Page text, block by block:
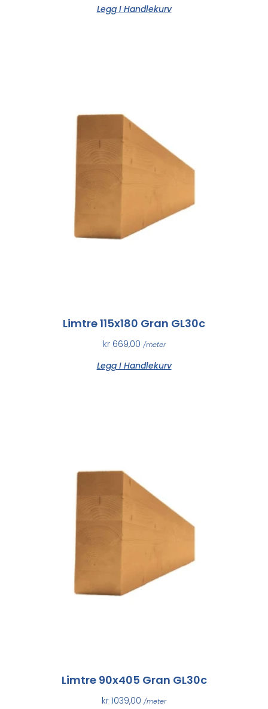
Legg I Handlekurv
Limtre 115x180 Gran GL30c
kr669,00 /meter
Legg I Handlekurv
Limtre 90x405 Gran GL30c
kr 1039,00 /meter